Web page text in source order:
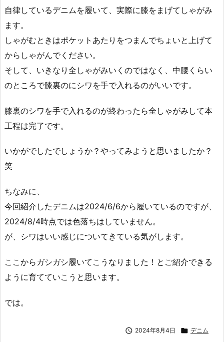
自律しているデニムを履いて、実際に膝をまげてしゃがみ
ます。
しゃがむときはポケットあたりをつまんでちょいと上げて
からしゃがんでください。
そして、いきなり全しゃがみいくのではなく、中腰くらい
のところで膝裏のにシワを手で入れるのがいいです。
膝裏のシワを手で入れるのが終わったら全しゃがみして本
工程は完了です。
いかがでしたでしょうか？やってみようと思いましたか？
笑
ちなみに、
今回紹介したデニムは2024/6/6から履いているのですが、
2024/8/4時点では色落ちはしていません。
が、シワはいい感じについてきている気がします。
ここからガシガシ履いてこうなりました！とご紹介できる
ように育てていこうと思います。
では。
 2024年8月4日  デニム